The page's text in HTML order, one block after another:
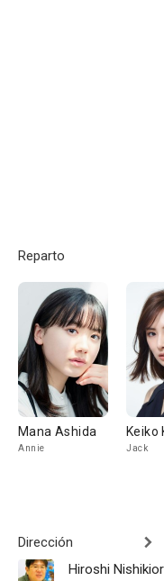
Reparto
Mana Ashida
Annie
Keiko
Jack
Dirección
Hiroshi